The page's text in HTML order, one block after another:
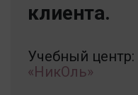
клиента.
Учебный центр:
«НикОль»